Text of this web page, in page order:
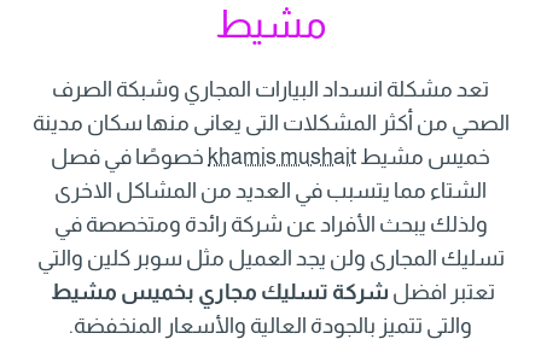
مشيط
تعد مشكلة انسداد البيارات المجاري وشبكة الصرف
الصحي من أكثر المشكلات التى يعانى منها سكان مدينة
خميس مشيط khamis mushait خصوصًا في فصل
الشتاء مما يتسبب في العديد من المشاكل الاخرى
ولذلك يبحث الأفراد عن شركة رائدة ومتخصصة في
تسليك المجارى ولن يجد العميل مثل سوبر كلين والتي
تعتبر افضل شركة تسليك مجاري بخميس مشيط
والتى تتميز بالجودة العالية والأسعار المنخفضة.